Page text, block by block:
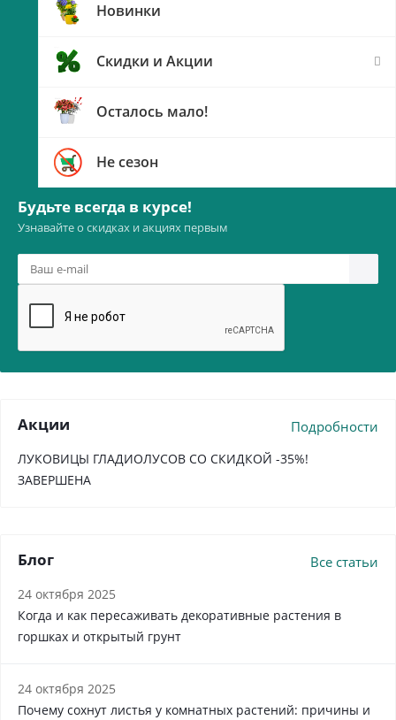
Новинки
Скидки и Акции
Осталось мало!
Не сезон
Будьте всегда в курсе!
Узнавайте о скидках и акциях первым
Акции Подробности
ЛУКОВИЦЫ ГЛАДИОЛУСОВ СО СКИДКОЙ -35%!
ЗАВЕРШЕНА
Блог Все статьи
24 октября 2025
Когда и как пересаживать декоративные растения в
горшках и открытый грунт
24 октября 2025
Почему сохнут листья у комнатных растений: причины и